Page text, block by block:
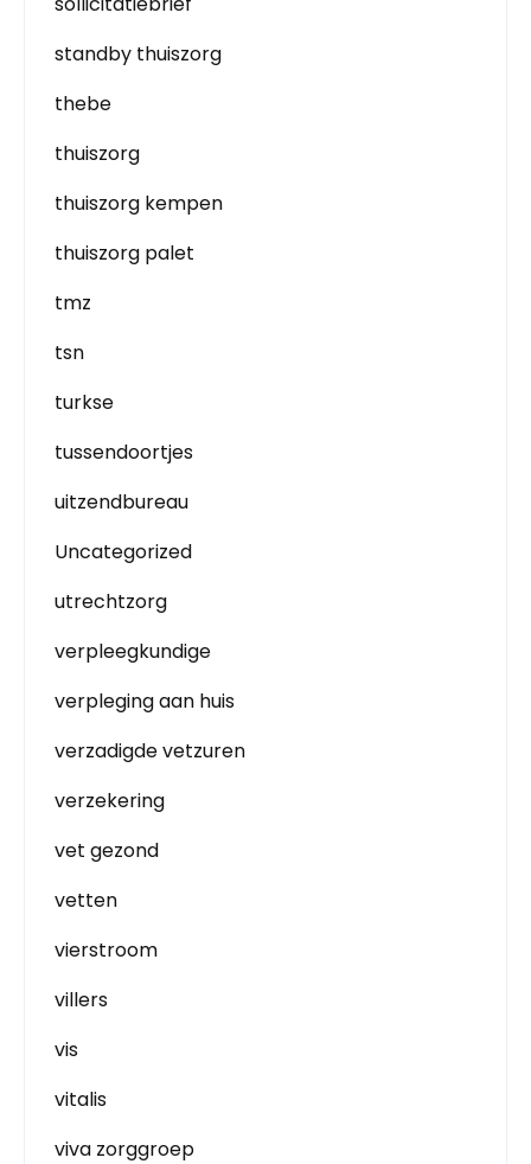
standby thuiszorg
thebe
thuiszorg
thuiszorg kempen
thuiszorg palet
tmz
tsn
turkse
tussendoortjes
uitzendbureau
Uncategorized
utrechtzorg
verpleegkundige
verpleging aan huis
verzadigde vetzuren
verzekering
vet gezond
vetten
vierstroom
villers
vis
vitalis
viva zorggroep